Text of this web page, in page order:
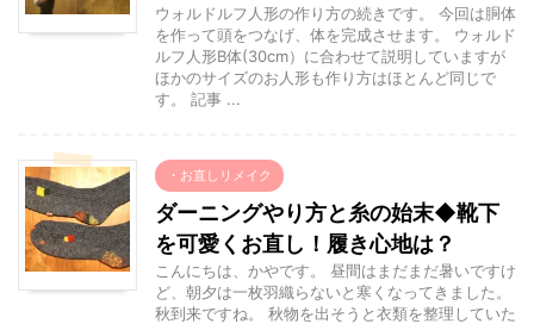
ウォルドルフ人形の作り方の続きです。 今回は胴体
を作って頭をつなげ、体を完成させます。 ウォルド
ルフ人形B体(30cm）に合わせて説明していますが
ほかのサイズのお人形も作り方はほとんど同じで
す。 記事 ...
・お直しリメイク
ダーニングやり方と糸の始末◆靴下
を可愛くお直し！履き心地は？
こんにちは、かやです。 昼間はまだまだ暑いですけ
ど、朝夕は一枚羽織らないと寒くなってきました。
秋到来ですね。 秋物を出そうと衣類を整理していた